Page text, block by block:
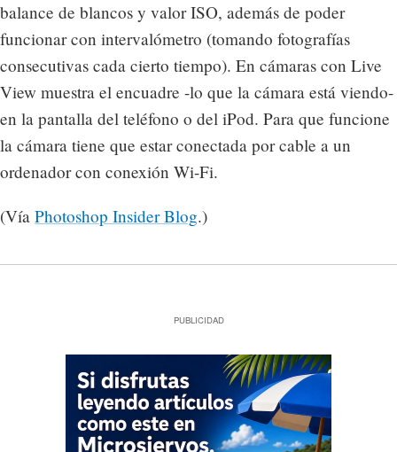
balance de blancos y valor ISO, además de poder
funcionar con intervalómetro (tomando fotografías
consecutivas cada cierto tiempo). En cámaras con Live
View muestra el encuadre -lo que la cámara está viendo-
en la pantalla del teléfono o del iPod. Para que funcione
la cámara tiene que estar conectada por cable a un
ordenador con conexión Wi-Fi.
(Vía Photoshop Insider Blog.)
PUBLICIDAD